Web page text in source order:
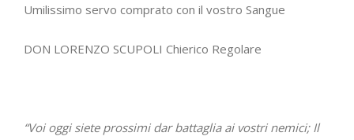
Umilissimo servo comprato con il vostro Sangue
DON LORENZO SCUPOLI Chierico Regolare
“Voi oggi siete prossimi dar battaglia ai vostri nemici; Il